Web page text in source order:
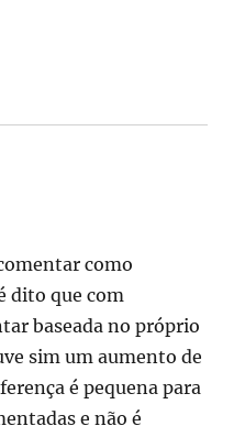
como
dito que com
baseada no próprio
sim um aumento de
é pequena para
e não é